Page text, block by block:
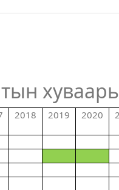
хуваарь
2018 2019 2020